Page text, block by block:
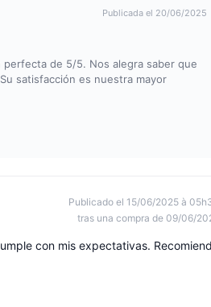
Publicada el 20/06/2025
de 5/5. Nos alegra saber que
satisfacción es nuestra mayor
Publicado el 15/06/2025 à
tras una compra de 09/06/
con mis expectativas.